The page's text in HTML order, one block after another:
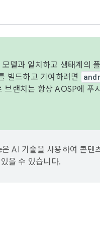
델과 일치하고 생태계의
빌드하고 기여하려면
브랜치는 항상 AOSP에
AI 기술을 사용하여 콘텐
을 수 있습니다.